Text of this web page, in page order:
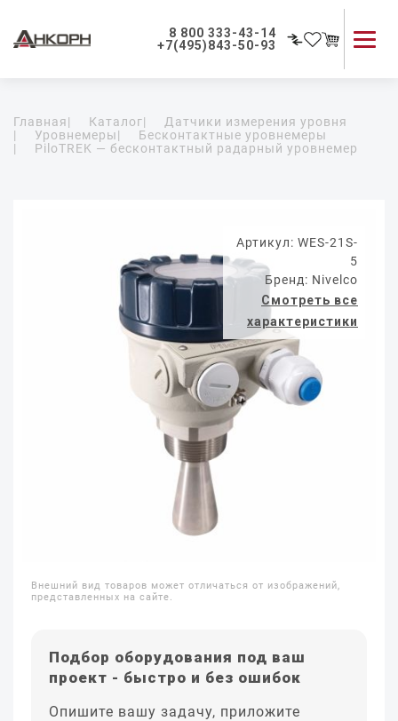
8 800 333-43-14
+7(495)843-50-93
Применение приборов
Как мы работаем
Главная| Каталог|
Датчики измерения уровня
|
Уровнемеры|
Бесконтактные уровнемеры
|
PiloTREK — бесконтактный радарный уровнемер
Артикул: WES-21S-
5
Бренд: Nivelco
Смотреть все
характеристики
Внешний вид товаров может отличаться от изображений,
представленных на сайте.
Подбор оборудования под ваш
проект - быстро и без ошибок
Опишите вашу задачу, приложите